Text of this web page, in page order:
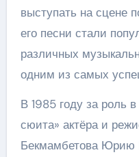
выступать на сцене
его песни стали
различных
одним из самых
В 1985 году за роль
сюита» актёра и
Бекмамбетова Юрию